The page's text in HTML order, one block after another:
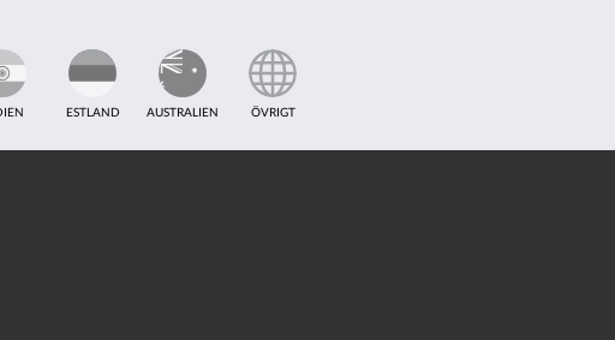
ESTLAND AUSTRALIEN ÖVRIGT